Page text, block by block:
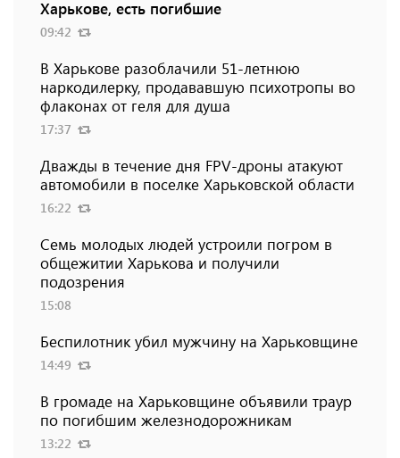
Харькове, есть погибшие
09:42
В Харькове разоблачили 51-летнюю
наркодилерку, продававшую психотропы во
флаконах от геля для душа
17:37
Дважды в течение дня FPV-дроны атакуют
автомобили в поселке Харьковской области
16:22
Семь молодых людей устроили погром в
общежитии Харькова и получили
подозрения
15:08
Беспилотник убил мужчину на Харьковщине
14:49
В громаде на Харьковщине объявили траур
по погибшим железнодорожникам
13:22